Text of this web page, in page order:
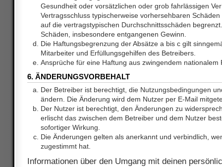
Gesundheit oder vorsätzlichen oder grob fahrlässigen
Vertragsschluss typischerweise vorhersehbaren
auf die vertragstypischen Durchschnittsschäden
Schäden, insbesondere entgangenen Gewinn.
Die Haftungsbegrenzung der Absätze a bis c gilt
Mitarbeiter und Erfüllungsgehilfen des Betreibers.
Ansprüche für eine Haftung aus zwingendem nationalem
6. ÄNDERUNGSVORBEHALT
Der Betreiber ist berechtigt, die Nutzungsbedingungen
ändern. Die Änderung wird dem Nutzer per E-Mail
Der Nutzer ist berechtigt, den Änderungen zu
erlischt das zwischen dem Betreiber und dem Nutzer
sofortiger Wirkung.
Die Änderungen gelten als anerkannt und verbindlich,
zugestimmt hat.
Informationen über den Umgang mit deinen